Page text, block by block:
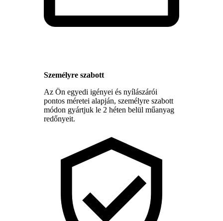
Személyre szabott
Az Ön egyedi igényei és nyílászárói
pontos méretei alapján, személyre szabott
módon gyártjuk le 2 héten belül műanyag
redőnyeit.